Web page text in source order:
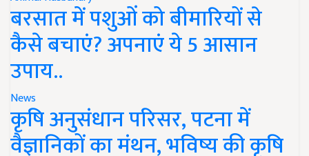
बरसात में पशुओं को बीमारियों से
कैसे बचाएं? अपनाएं ये 5 आसान
उपाय..
News
कृषि अनुसंधान परिसर, पटना में
वैज्ञानिकों का मंथन, भविष्य की कृषि